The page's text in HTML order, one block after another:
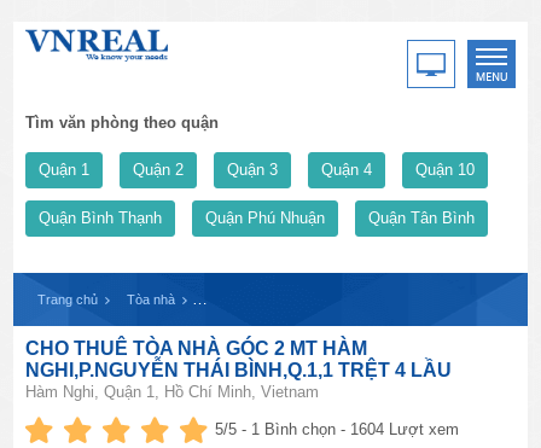
Tìm văn phòng theo quận
Quận 1 Quận 2 Quận 3 Quận 4 Quận 10
Quận Bình Thạnh Quận Phú Nhuận Quận Tân Bình
Trang chủ Tòa nhà
CHO THUÊ TÒA NHÀ GÓC 2 MT HÀM
NGHI,P.NGUYỄN THÁI BÌNH,Q.1,1 TRỆT 4 LẦU
Hàm Nghi, Quận 1, Hồ Chí Minh, Vietnam
5/5 - 1 Bình chọn - 1604 Lượt xem